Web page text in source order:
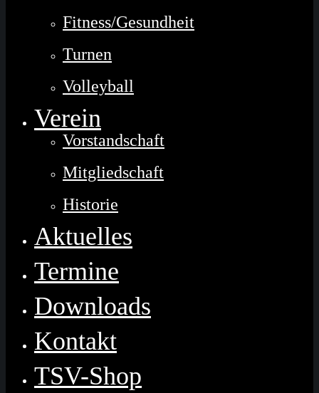
Fitness/Gesundheit
Turnen
Volleyball
Verein
Vorstandschaft
Mitgliedschaft
Historie
Aktuelles
Termine
Downloads
Kontakt
TSV-Shop